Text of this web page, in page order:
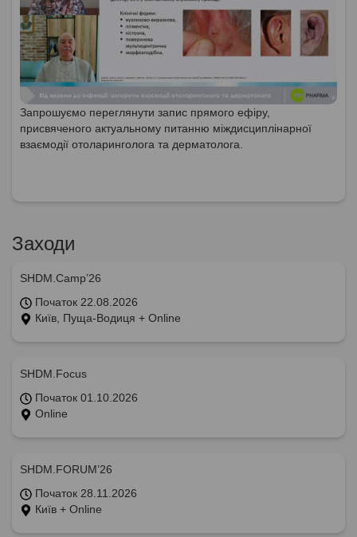
Запрошуємо переглянути запис прямого ефіру,
присвяченого актуальному питанню міждисциплінарної
взаємодії отоларинголога та дерматолога.
Заходи
SHDM.Camp’26
Початок 22.08.2026
Київ, Пуща-Водиця + Online
SHDM.Focus
Початок 01.10.2026
Online
SHDM.FORUM’26
Початок 28.11.2026
Київ + Online